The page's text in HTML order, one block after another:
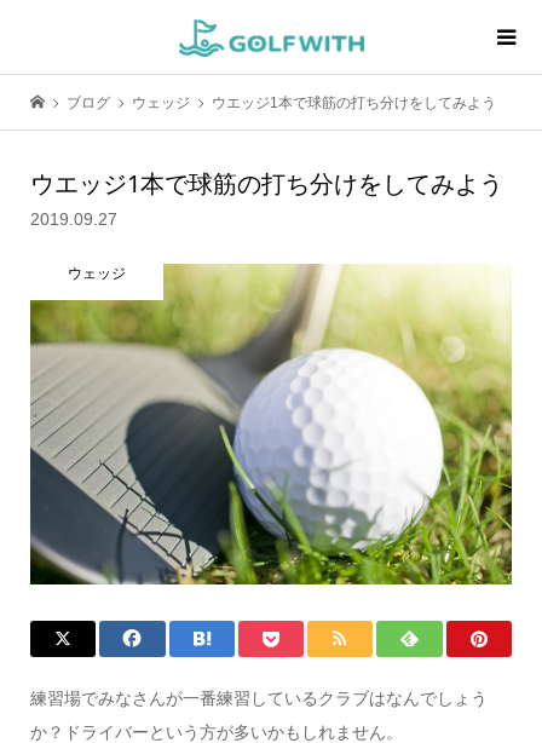
ブログ ウェッジ ウエッジ1本で球筋の打ち分けをしてみよう
ウエッジ1本で球筋の打ち分けをしてみよう
2019.09.27
ウェッジ
練習場でみなさんが一番練習しているクラブはなんでしょう
か？ドライバーという方が多いかもしれません。